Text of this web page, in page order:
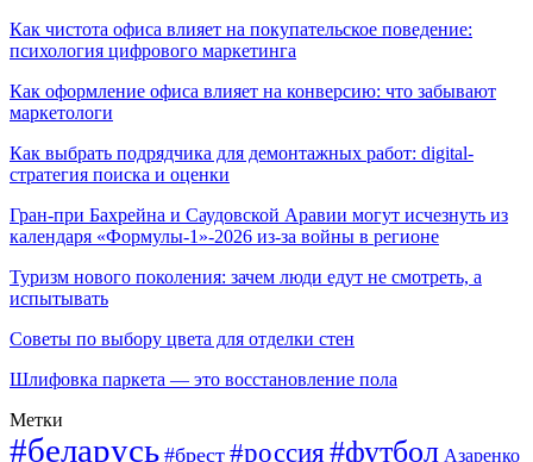
Как чистота офиса влияет на покупательское поведение:
психология цифрового маркетинга
Как оформление офиса влияет на конверсию: что забывают
маркетологи
Как выбрать подрядчика для демонтажных работ: digital-
стратегия поиска и оценки
Гран-при Бахрейна и Саудовской Аравии могут исчезнуть из
календаря «Формулы-1»-2026 из-за войны в регионе
Туризм нового поколения: зачем люди едут не смотреть, а
испытывать
Советы по выбору цвета для отделки стен
Шлифовка паркета — это восстановление пола
Метки
#беларусь #брест #россия#футбол Азаренко